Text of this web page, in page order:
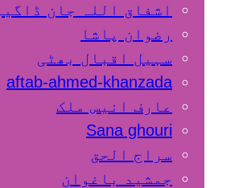
اشفاق اللہ جان
رضوان پاشا
سہیل اقبال بھٹی
aftab-ahmed-khanzada
عارف انیس ملک
Sana ghouri
سراج الحق
جمشید باغوان